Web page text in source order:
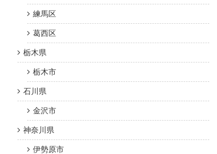
練馬区
葛西区
栃木県
栃木市
石川県
金沢市
神奈川県
伊勢原市